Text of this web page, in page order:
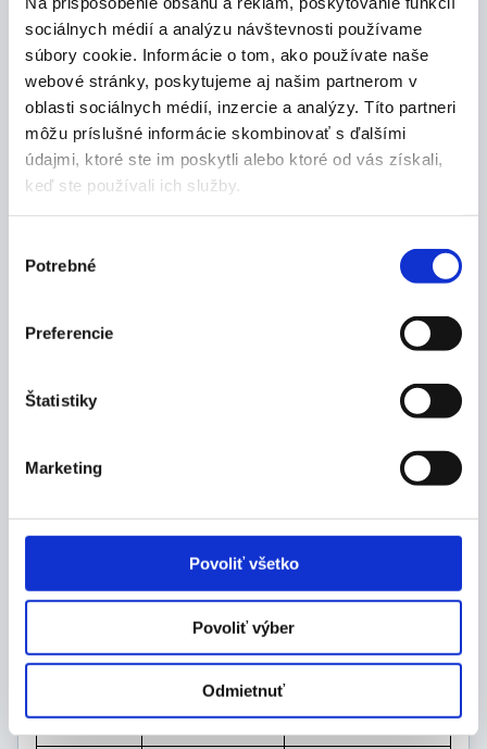
sociálnych médií a analýzu návštevnosti používame
súbory cookie. Informácie o tom, ako používate naše
webové stránky, poskytujeme aj našim partnerom v
oblasti sociálnych médií, inzercie a analýzy. Títo partneri
môžu príslušné informácie skombinovať s ďalšími
údajmi, ktoré ste im poskytli alebo ktoré od vás získali,
keď ste používali ich služby.
súhlasu
Potrebné
Preferencie
Štatistiky
Marketing
Povoliť všetko
Povoliť výber
Odmietnuť
biela
Veľkostná tabuľka:
Obvod hrudníka
(cm)
Obvod pása (cm)
34 68
42
96
52 104 94
54 108 100